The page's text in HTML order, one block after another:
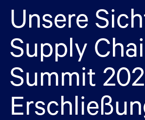
Unsere
Supply
Summit